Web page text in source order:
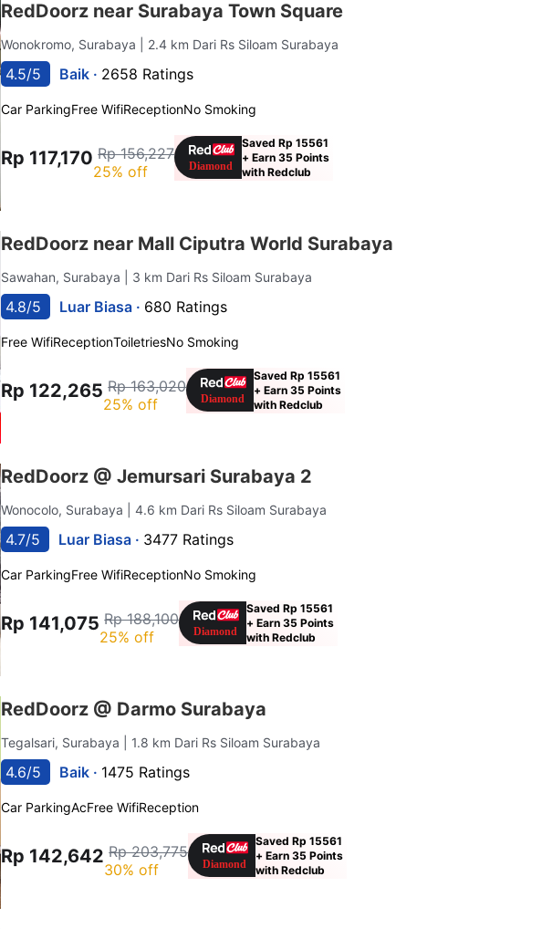
RedDoorz near Surabaya Town Square
Wonokromo, Surabaya | 2.4 km Dari Rs Siloam Surabaya
4.5/5 Baik · 2658 Ratings
Car ParkingFree WifiReceptionNo Smoking
Rp 117,170 Rp 156,227
25% off
Saved Rp 15561
+ Earn 35 Points
with Redclub
RedDoorz near Mall Ciputra World Surabaya
Sawahan, Surabaya | 3 km Dari Rs Siloam Surabaya
4.8/5 Luar Biasa · 680 Ratings
Free WifiReceptionToiletriesNo Smoking
Rp 122,265 Rp 163,020
25% off
Saved Rp 15561
+ Earn 35 Points
with Redclub
RedDoorz @ Jemursari Surabaya 2
Wonocolo, Surabaya | 4.6 km Dari Rs Siloam Surabaya
4.7/5 Luar Biasa · 3477 Ratings
Car ParkingFree WifiReceptionNo Smoking
Rp 141,075 Rp 188,100
25% off
Saved Rp 15561
+ Earn 35 Points
with Redclub
RedDoorz @ Darmo Surabaya
Tegalsari, Surabaya | 1.8 km Dari Rs Siloam Surabaya
4.6/5 Baik · 1475 Ratings
Car ParkingAcFree WifiReception
Rp 142,642 Rp 203,775
30% off
Saved Rp 15561
+ Earn 35 Points
with Redclub